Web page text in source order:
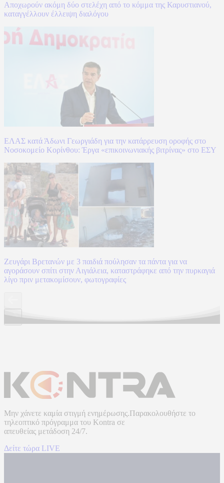
Αποχωρούν ακόμη δύο στελέχη από το κόμμα της Καρυστιανού,
καταγγέλλουν έλλειψη διαλόγου
ΕΛΑΣ κατά Άδωνι Γεωργιάδη για την κατάρρευση οροφής στο
Νοσοκομείο Κορίνθου: Έργα «επικοινωνιακής βιτρίνας» στο ΕΣΥ
Ζευγάρι Βρετανών με 3 παιδιά πούλησαν τα πάντα για να
αγοράσουν σπίτι στην Αιγιάλεια, καταστράφηκε από την πυρκαγιά
λίγο πριν μετακομίσουν, φωτογραφίες
Μην χάνετε καμία στιγμή ενημέρωσης.Παρακολουθήστε το
τηλεοπτικό πρόγραμμα του Kontra σε
απευθείας μετάδοση 24/7.
Δείτε τώρα LIVE